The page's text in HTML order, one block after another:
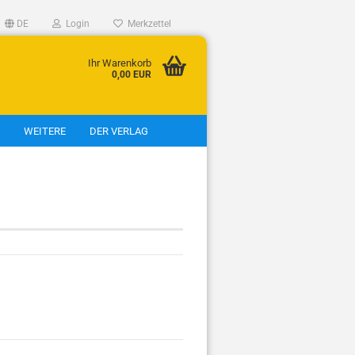
DE Login Merkzettel
Ihr Warenkorb
0,00 EUR
DER VERLAG
WEITERE